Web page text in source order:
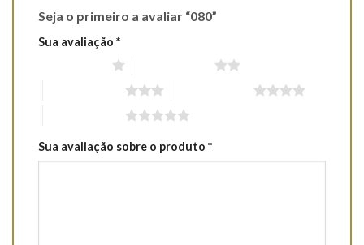
Seja o primeiro a avaliar “080”
Sua avaliação *
Sua avaliação sobre o produto *